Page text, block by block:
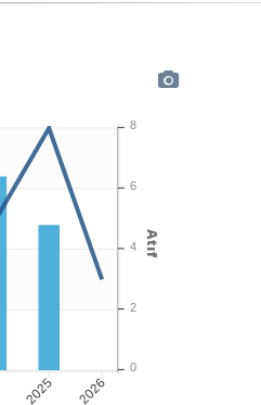
2025 2026
8
6
4
2
0
Atıf